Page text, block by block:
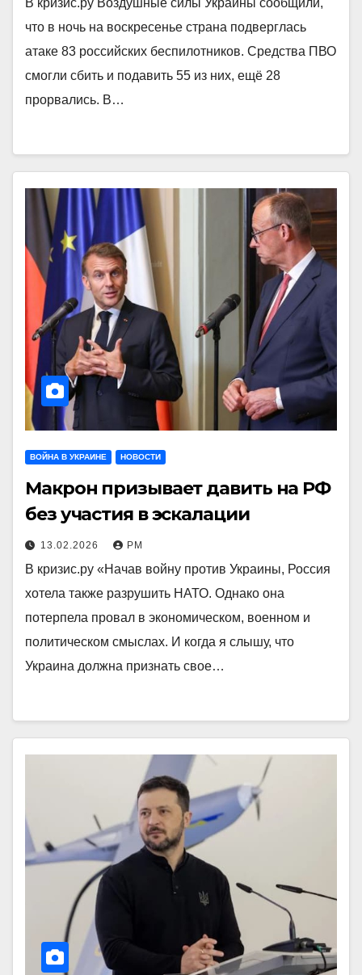
В кризис.ру Воздушные силы Украины сообщили,
что в ночь на воскресенье страна подверглась
атаке 83 российских беспилотников. Средства ПВО
смогли сбить и подавить 55 из них, ещё 28
прорвались. В…
ВОЙНА В УКРАИНЕ НОВОСТИ
Макрон призывает давить на РФ
без участия в эскалации
13.02.2026 РМ
В кризис.ру «Начав войну против Украины, Россия
хотела также разрушить НАТО. Однако она
потерпела провал в экономическом, военном и
политическом смыслах. И когда я слышу, что
Украина должна признать свое…